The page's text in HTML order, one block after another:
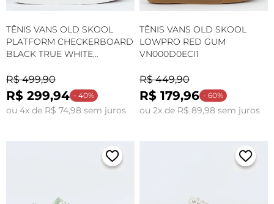
TÊNIS VANS OLD SKOOL
PLATFORM CHECKERBOARD
BLACK TRUE WHITE
R$ 499,90
R$ 299,94 - 40%
ou 4x de R$ 74,98 sem juros
TÊNIS VANS OLD SKOOL
LOWPRO RED GUM
VN000D0ECI1
R$ 449,90
R$ 179,96 - 60%
ou 2x de R$ 89,98 sem juros